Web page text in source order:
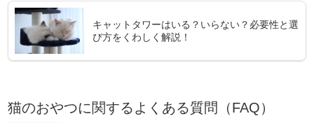
キャットタワーはいる？いらない？必要性と選
び方をくわしく解説！
猫のおやつに関するよくある質問（FAQ）